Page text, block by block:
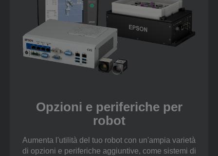
Opzioni e periferiche per
robot
Aumenta l'utilità del tuo robot con un'ampia varietà
di opzioni e periferiche aggiuntive, come sistemi di